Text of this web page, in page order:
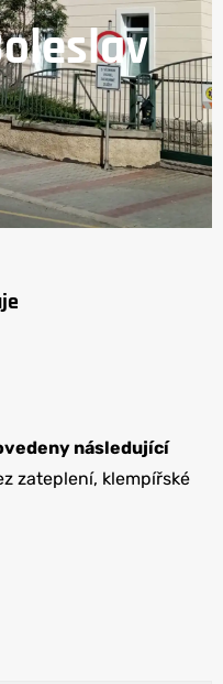
následující
zateplení, klempířské